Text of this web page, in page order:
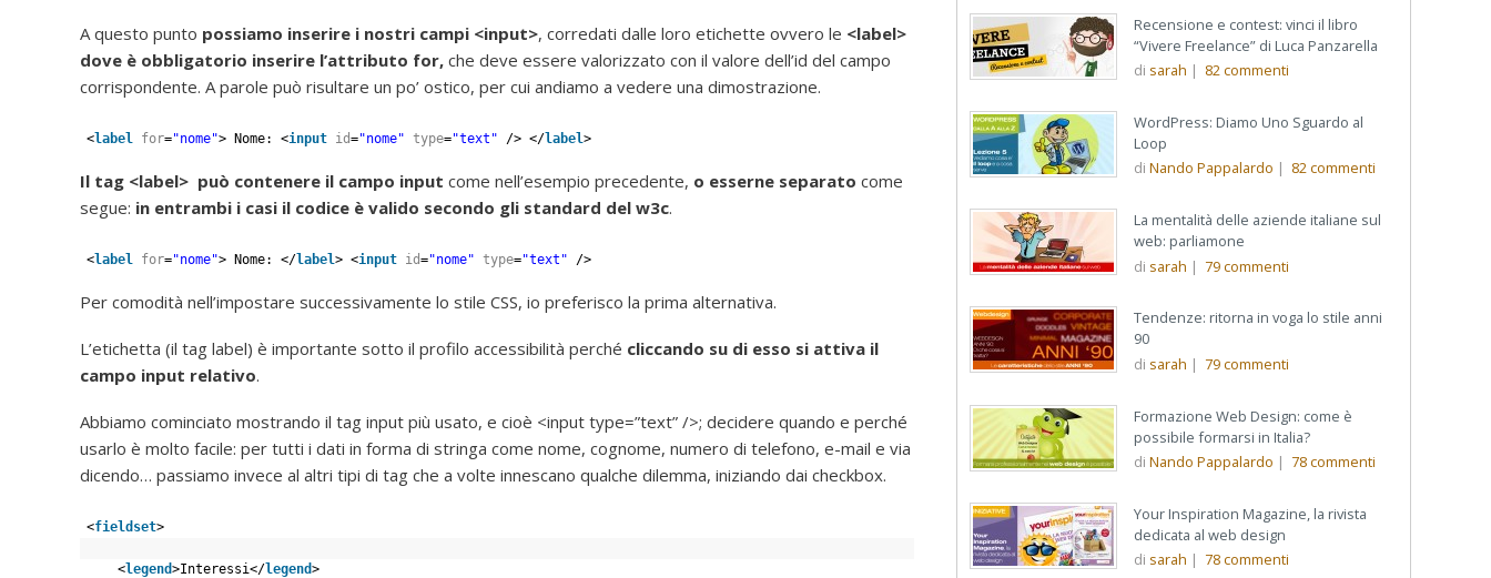
A questo punto possiamo inserire i nostri campi <input>, corredati dalle loro etichette ovvero le <label>
dove è obbligatorio inserire l’attributo for, che deve essere valorizzato con il valore dell’id del campo
corrispondente. A parole può risultare un po’ ostico, per cui andiamo a vedere una dimostrazione.
<label for="nome"> Nome: <input id="nome" type="text" /> </label>
Il tag <label> può contenere il campo input come nell’esempio precedente, o esserne separato come
segue: in entrambi i casi il codice è valido secondo gli standard del w3c.
<label for="nome"> Nome: </label> <input id="nome" type="text" />
Per comodità nell’impostare successivamente lo stile CSS, io preferisco la prima alternativa.
L’etichetta (il tag label) è importante sotto il profilo accessibilità perché cliccando su di esso si attiva il
campo input relativo.
Abbiamo cominciato mostrando il tag input più usato, e cioè <input type=”text” />; decidere quando e perché
usarlo è molto facile: per tutti i dati in forma di stringa come nome, cognome, numero di telefono, e-mail e via
dicendo… passiamo invece al altri tipi di tag che a volte innescano qualche dilemma, iniziando dai checkbox.
<fieldset>
<legend>Interessi</legend>
Recensione e contest: vinci il libro
“Vivere Freelance” di Luca Panzarella
di sarah | 82commenti
WordPress: Diamo Uno Sguardo al
Loop
di Nando Pappalardo | 82commenti
La mentalità delle aziende italiane sul
web: parliamone
di sarah | 79commenti
Tendenze: ritorna in voga lo stile anni
90
di sarah | 79commenti
Formazione Web Design: come è
possibile formarsi in Italia?
di Nando Pappalardo | 78commenti
Your Inspiration Magazine, la rivista
dedicata al web design
di sarah | 78commenti